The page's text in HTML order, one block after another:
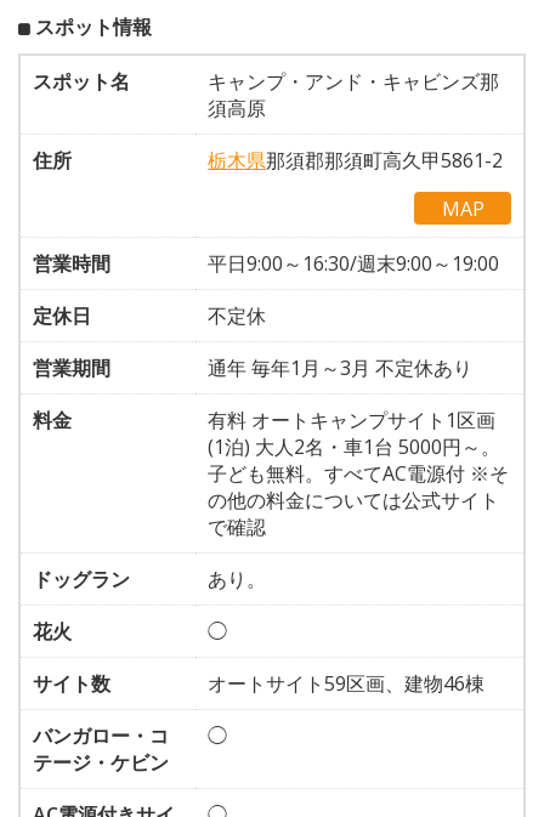
スポット情報
スポット名
キャンプ・アンド・キャビンズ那
須高原
住所
栃木県那須郡那須町高久甲5861-2
MAP
営業時間
平日9:00～16:30/週末9:00～19:00
定休日
不定休
営業期間
通年 毎年1月～3月 不定休あり
料金
有料 オートキャンプサイト1区画
(1泊) 大人2名・車1台 5000円～。
子ども無料。すべてAC電源付 ※そ
の他の料金については公式サイト
で確認
ドッグラン
あり。
花火
◯
サイト数
オートサイト59区画、建物46棟
バンガロー・コ
テージ・ケビン
◯